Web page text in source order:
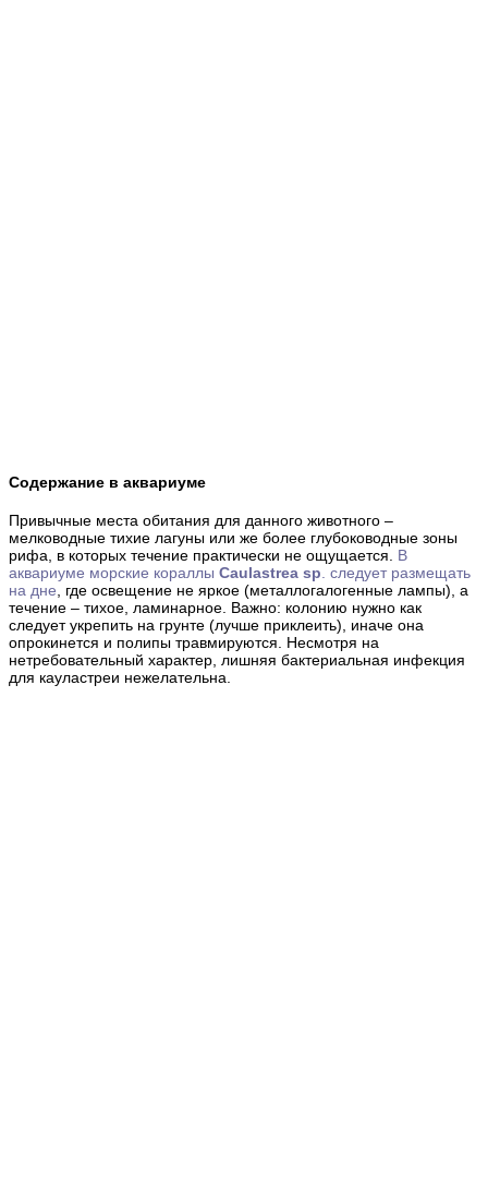
Содержание в аквариуме
Привычные места обитания для данного животного –
мелководные тихие лагуны или же более глубоководные зоны
рифа, в которых течение практически не ощущается. В
аквариуме морские кораллы Caulastrea sp . следует размещать
на дне , где освещение не яркое (металлогалогенные лампы), а
течение – тихое, ламинарное. Важно: колонию нужно как
следует укрепить на грунте (лучше приклеить), иначе она
опрокинется и полипы травмируются. Несмотря на
нетребовательный характер, лишняя бактериальная инфекция
для кауластреи нежелательна.